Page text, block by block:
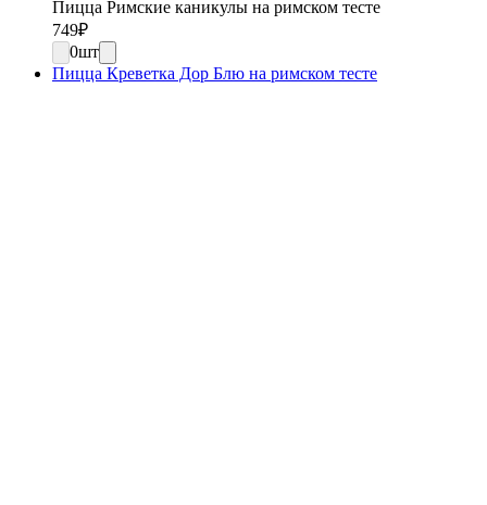
Пицца Римские каникулы на римском тесте
749₽
0шт
Пицца Креветка Дор Блю на римском тесте